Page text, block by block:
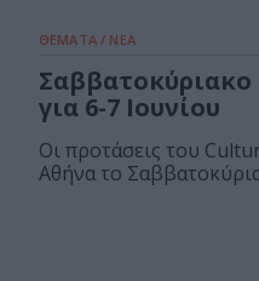
ΘΕΜΑΤΑ / ΝΕΑ
για 6-7 Ιουνίου
Οι προτάσεις του
Αθήνα το